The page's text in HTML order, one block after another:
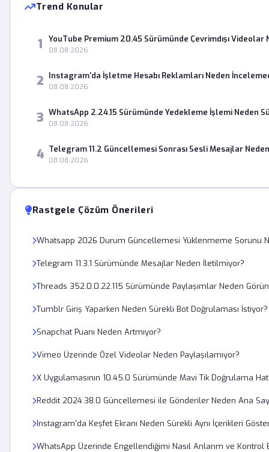
Trend Konular
1 YouTube Premium 20.45 Sürümünde Çevrimdışı Videolar
08.08.2026
2 Instagram'da İşletme Hesabı Reklamları Neden
08.08.2026
3 WhatsApp 2.24.15 Sürümünde Yedekleme İşlemi Neden
08.08.2026
4 Telegram 11.2 Güncellemesi Sonrası Sesli Mesajlar Neden
08.08.2026
Rastgele Çözüm Önerileri
Whatsapp 2026 Durum Güncellemesi Yüklenmeme Sorunu
Telegram 11.3.1 Sürümünde Mesajlar Neden İletilmiyor?
Threads 352.0.0.22.115 Sürümünde Paylaşımlar Neden
Tumblr Giriş Yaparken Neden Sürekli Bot Doğrulaması İstiyor?
Snapchat Puanı Neden Artmıyor?
Vimeo Üzerinde Özel Videolar Neden Paylaşılamıyor?
X Uygulamasının 10.45.0 Sürümünde Mavi Tik Doğrulama
Reddit 2024.38.0 Güncellemesi ile Gönderiler Neden Ana
Instagram'da Keşfet Ekranı Neden Sürekli Aynı İçerikleri
WhatsApp Üzerinde Engellendiğimi Nasıl Anlarım ve Kontrol